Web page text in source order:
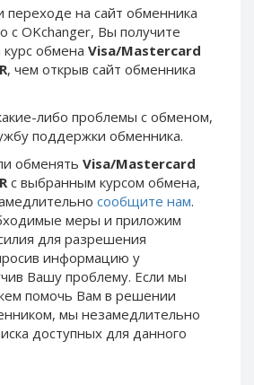
переходе на сайт обменника
c OKchanger, Вы получите
обмена Visa/Mastercard
, чем открыв сайт обменника
либо проблемы с обменом,
поддержки обменника.
обменять Visa/Mastercard
с выбранным курсом обмена,
сообщите нам.
меры и приложим
для разрешения
информацию у
Вашу проблему. Если мы
помочь Вам в решении
мы незамедлительно
доступных для данного
Paxum EUR
Epay USD
Epay EUR
Phone Balance UAH
Phone Balance AMD
Neteller USD
Neteller EUR
Neteller INR
Neteller PLN
Neteller GBP
Neteller NOK
Neteller SEK